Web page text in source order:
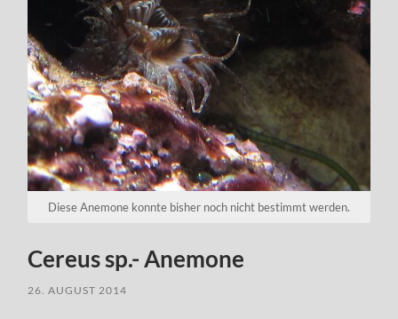
Diese Anemone konnte bisher noch nicht bestimmt werden.
Cereus sp.- Anemone
26. AUGUST 2014